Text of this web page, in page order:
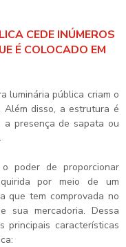
CEDE INÚMEROS
É COLOCADO EM
luminária pública criam o
Além disso, a estrutura é
presença de sapata ou
poder de proporcionar
por meio de um
que tem comprovada no
sua mercadoria. Dessa
principais características